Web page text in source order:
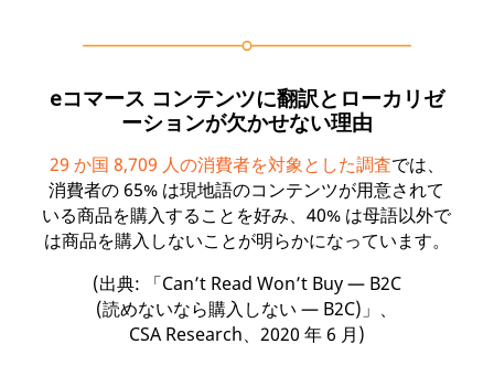
eコマース コンテンツに翻訳とローカリゼ
ーションが欠かせない理由
29 か国 8,709 人の消費者を対象とした調査では、
消費者の 65% は現地語のコンテンツが用意されて
いる商品を購入することを好み、40% は母語以外で
は商品を購入しないことが明らかになっています。
(出典: 「Can’t Read Won’t Buy — B2C
(読めないなら購入しない — B2C)」、
CSA Research、2020 年 6 月)